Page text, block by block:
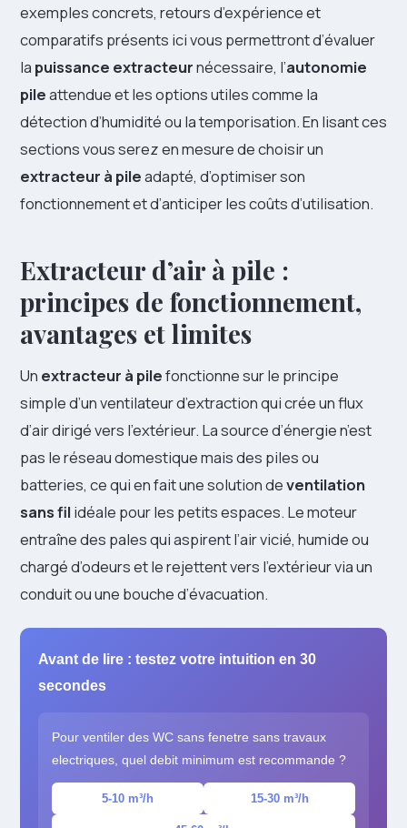
exemples concrets, retours d’expérience et
comparatifs présents ici vous permettront d’évaluer
la puissance extracteurnécessaire, l’autonomie
pileattendue et les options utiles comme la
détection d’humidité ou la temporisation. En lisant ces
sections vous serez en mesure de choisir un
extracteur à pileadapté, d’optimiser son
fonctionnement et d’anticiper les coûts d’utilisation.
Extracteur d’air à pile :
principes de fonctionnement,
avantages et limites
Un extracteur à pilefonctionne sur le principe
simple d’un ventilateur d’extraction qui crée un flux
d’air dirigé vers l’extérieur. La source d’énergie n’est
pas le réseau domestique mais des piles ou
batteries, ce qui en fait une solution deventilation
sans fil idéale pour les petits espaces. Le moteur
entraîne des pales qui aspirent l’air vicié, humide ou
chargé d’odeurs et le rejettent vers l’extérieur via un
conduit ou une bouche d’évacuation.
Avant de lire : testez votre intuition en 30
secondes
Pour ventiler des WC sans fenetre sans travaux
electriques, quel debit minimum est recommande ?
5-10 m³/h 15-30 m³/h